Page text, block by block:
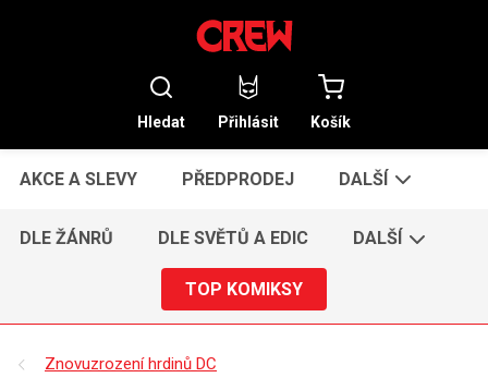
Hledat Přihlásit Košík
AKCE A SLEVY PŘEDPRODEJ DALŠÍ
DLE ŽÁNRŮ DLE SVĚTŮ A EDIC DALŠÍ
TOP KOMIKSY
Znovuzrození hrdinů DC